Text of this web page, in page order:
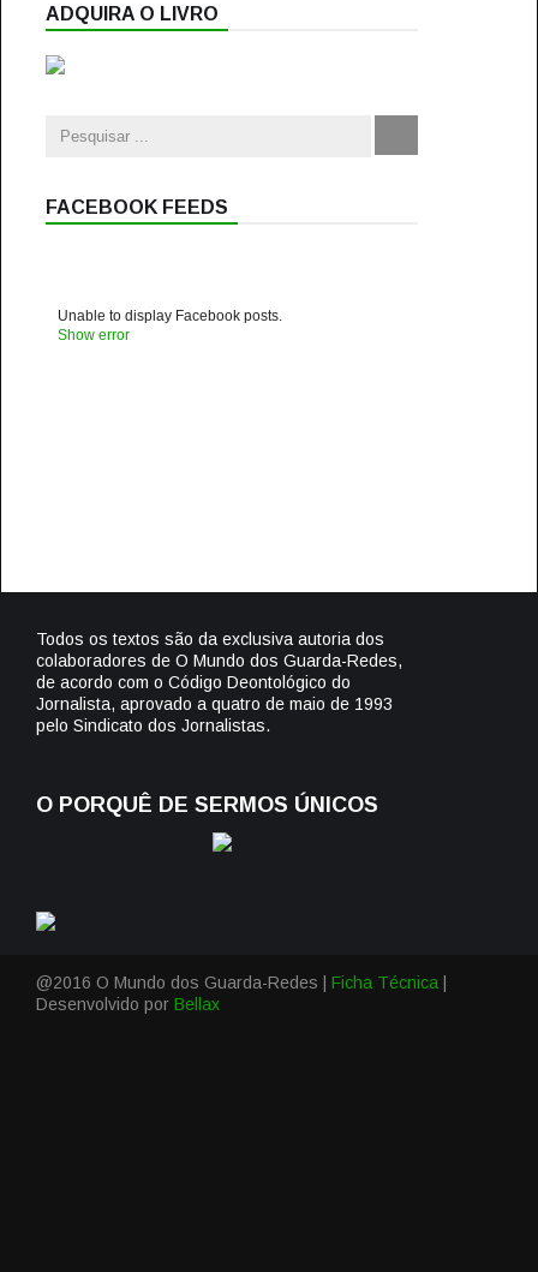
ADQUIRA O LIVRO
FACEBOOK FEEDS
Unable to display Facebook posts.
Show error
Todos os textos são da exclusiva autoria dos
colaboradores de O Mundo dos Guarda-Redes,
de acordo com o Código Deontológico do
Jornalista, aprovado a quatro de maio de 1993
pelo Sindicato dos Jornalistas.
O PORQUÊ DE SERMOS ÚNICOS
@2016 O Mundo dos Guarda-Redes | Ficha Técnica
Desenvolvido por Bellax